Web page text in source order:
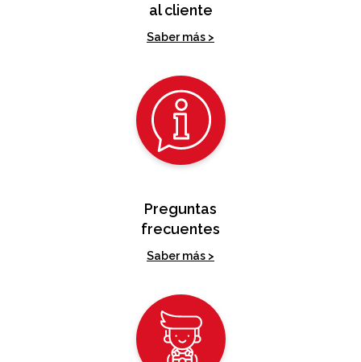
al cliente
Saber más >
Preguntas
frecuentes
Saber más >